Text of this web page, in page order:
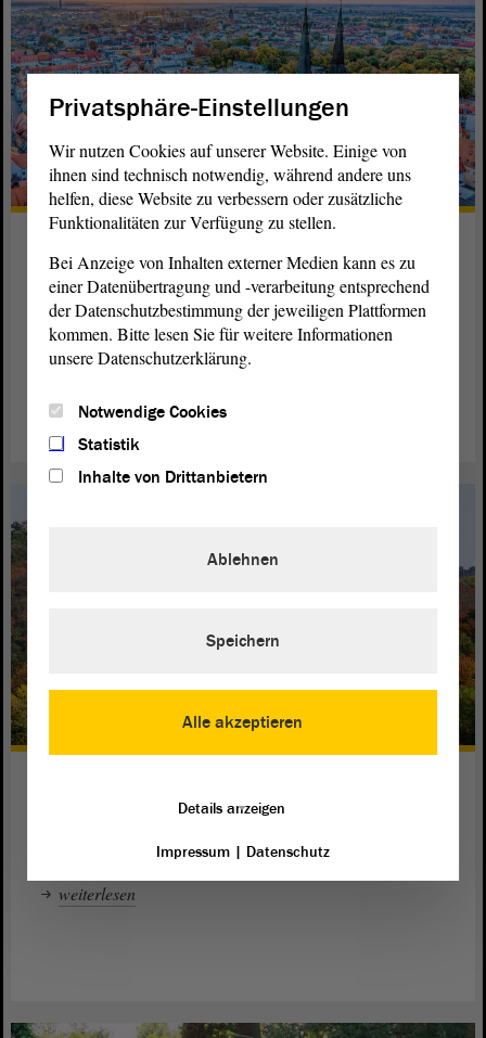
Sachsen-Anhalt-Tag war 2015
großes Erlebnis
Köthen würdigt das Leben und Werk des großen
Barockmusikers Bach und ist Lieblingsort von Christina
Buchheim (DIE LINKE).
weiterlesen
Herz für Tiere. Sein Lieblingsort ist daher echt tierisch.
weiterlesen
Privatsphäre-Einstellungen
Wir nutzen Cookies auf unserer Website. Einige von
ihnen sind technisch notwendig, während andere uns
helfen, diese Website zu verbessern oder zusätzliche
Funktionalitäten zur Verfügung zu stellen.
Bei Anzeige von Inhalten externer Medien kann es zu
einer Datenübertragung und -verarbeitung entsprechend
der Datenschutzbestimmung der jeweiligen Plattformen
kommen. Bitte lesen Sie für weitere Informationen
unsere Datenschutzerklärung.
Notwendige Cookies
Statistik
Inhalte von Drittanbietern
Alle akzeptieren
Ablehnen
Speichern
Details anzeigen
Impressum| Datenschutz